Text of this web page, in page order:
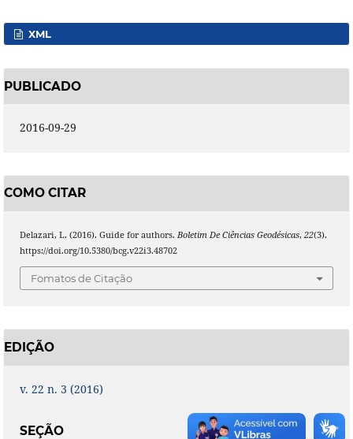
XML
PUBLICADO
2016-09-29
COMO CITAR
Delazari, L. (2016). Guide for authors. Boletim De Ciências Geodésicas, 22(3).
https://doi.org/10.5380/bcg.v22i3.48702
Fomatos de Citação
EDIÇÃO
v. 22 n. 3 (2016)
SEÇÃO